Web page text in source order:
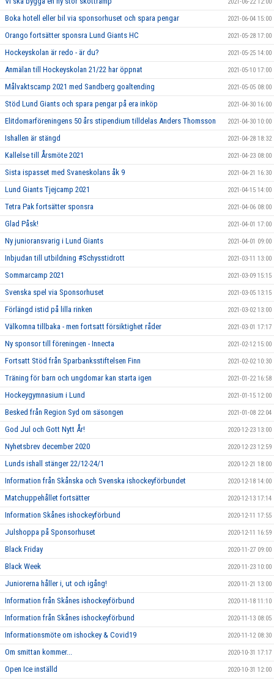
Boka hotell eller bil via sponsorhuset och spara pengar 2021-06-04 15:00
Orango fortsätter sponsra Lund Giants HC 2021-05-28 17:00
Hockeyskolan är redo - är du? 2021-05-25 14:00
Anmälan till Hockeyskolan 21/22 har öppnat 2021-05-10 17:00
Målvaktscamp 2021 med Sandberg goaltending 2021-05-05 08:00
Stöd Lund Giants och spara pengar på era inköp 2021-04-30 16:00
Elitdomarföreningens 50 års stipendium tilldelas Anders Thomsson 2021-04-30 10:00
Ishallen är stängd 2021-04-28 18:32
Kallelse till Årsmöte 2021 2021-04-23 08:00
Sista ispasset med Svaneskolans åk 9 2021-04-21 16:30
Lund Giants Tjejcamp 2021 2021-04-15 14:00
Tetra Pak fortsätter sponsra 2021-04-06 08:00
Glad Påsk! 2021-04-01 17:00
Ny junioransvarig i Lund Giants 2021-04-01 09:00
Inbjudan till utbildning #Schysstidrott 2021-03-11 13:00
Sommarcamp 2021 2021-03-09 15:15
Svenska spel via Sponsorhuset 2021-03-05 13:15
Förlängd istid på lilla rinken 2021-03-02 13:00
Välkomna tillbaka - men fortsatt försiktighet råder 2021-03-01 17:17
Ny sponsor till föreningen - Innecta 2021-02-12 15:00
Fortsatt Stöd från Sparbanksstiftelsen Finn 2021-02-02 10:30
Träning för barn och ungdomar kan starta igen 2021-01-22 16:58
Hockeygymnasium i Lund 2021-01-15 12:00
Besked från Region Syd om säsongen 2021-01-08 22:04
God Jul och Gott Nytt År! 2020-12-23 13:00
Nyhetsbrev december 2020 2020-12-23 12:59
Lunds ishall stänger 22/12-24/1 2020-12-21 18:00
Information från Skånska och Svenska ishockeyförbundet 2020-12-18 14:00
Matchuppehållet fortsätter 2020-12-13 17:14
Information Skånes ishockeyförbund 2020-12-11 17:55
Julshoppa på Sponsorhuset 2020-12-11 16:59
Black Friday 2020-11-27 09:00
Black Week 2020-11-23 10:00
Juniorerna håller i, ut och igång! 2020-11-21 13:00
Information från Skånes ishockeyförbund 2020-11-18 11:10
Information från Skånes ishockeyförbund 2020-11-13 08:05
Informationsmöte om ishockey & Covid19 2020-11-12 08:30
Om smittan kommer... 2020-10-31 17:17
Open Ice inställd 2020-10-31 12:00